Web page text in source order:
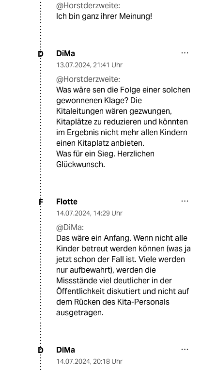
@Horstderzweite:
Ich bin ganz ihrer Meinung!
D DiMa
13.07.2024, 21:41 Uhr
@Horstderzweite:
Was wäre sen die Folge einer solchen
gewonnenen Klage? Die
Kitaleitungen wären gezwungen,
Kitaplätze zu reduzieren und könnten
im Ergebnis nicht mehr allen Kindern
einen Kitaplatz anbieten.
Was für ein Sieg. Herzlichen
Glückwunsch.
F Flotte
14.07.2024, 14:29 Uhr
@DiMa:
Das wäre ein Anfang. Wenn nicht alle
Kinder betreut werden können (was ja
jetzt schon der Fall ist. Viele werden
nur aufbewahrt), werden die
Missstände viel deutlicher in der
Öffentlichkeit diskutiert und nicht auf
dem Rücken des Kita-Personals
ausgetragen.
D DiMa
14.07.2024, 20:18 Uhr